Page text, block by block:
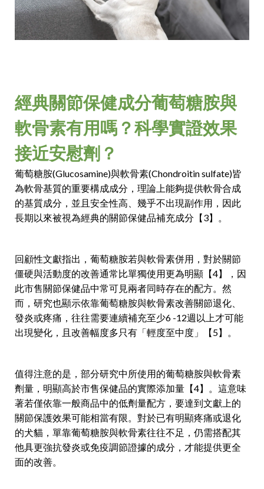
經典關節保健成分葡萄糖胺與
軟骨素有用嗎？科學實證效果
接近安慰劑？
葡萄糖胺(Glucosamine)與軟骨素(Chondroitin sulfate)皆
為軟骨基質的重要構成成分，理論上能夠提供軟骨合成
的基質成分，並且安全性高、幾乎不出現副作用，因此
長期以來被視為經典的關節保健品補充成分【3】。
回顧性文獻指出，葡萄糖胺若與軟骨素併用，對於關節
僵硬與活動度的改善通常比單獨使用更為明顯【4】，因
此市售關節保健品中常可見兩者同時存在的配方。然
而，研究也顯示依靠葡萄糖胺與軟骨素改善關節退化、
發炎或疼痛，往往需要連續補充至少6 -12週以上才可能
出現變化，且改善幅度多只有「輕度至中度」【5】。
值得注意的是，部分研究中所使用的葡萄糖胺與軟骨素
劑量，明顯高於市售保健品的實際添加量【4】。這意味
著若僅依靠一般商品中的低劑量配方，要達到文獻上的
關節保護效果可能相當有限。對於已有明顯疼痛或退化
的犬貓，單靠葡萄糖胺與軟骨素往往不足，仍需搭配其
他具更強抗發炎或免疫調節證據的成分，才能提供更全
面的改善。